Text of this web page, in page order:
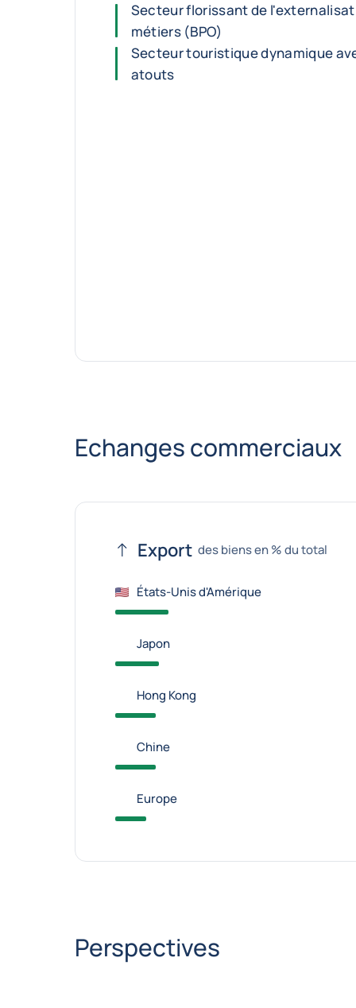
Secteur florissant de
métiers (BPO)
Secteur touristique dynamique
atouts
Echanges commerciaux
Export des biens en % du total
États-Unis d'Amérique
Japon
Hong Kong
Chine
Europe
Perspectives